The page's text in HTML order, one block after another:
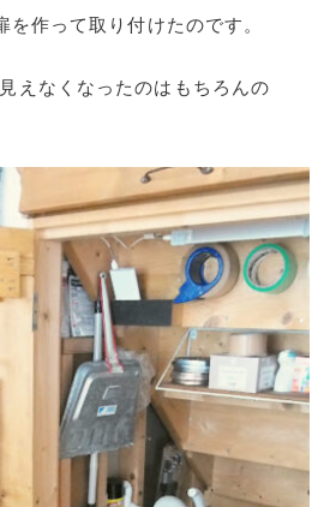
を作って取り付けたのです。
えなくなったのはもちろんの